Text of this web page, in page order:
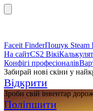
Faceit FinderПошук Steam
На сайтCS2 Вікі
Конфігі професіоналів
Забирай нові скіни у
Відкрити
Зроби свій інвентар
Поліпшити